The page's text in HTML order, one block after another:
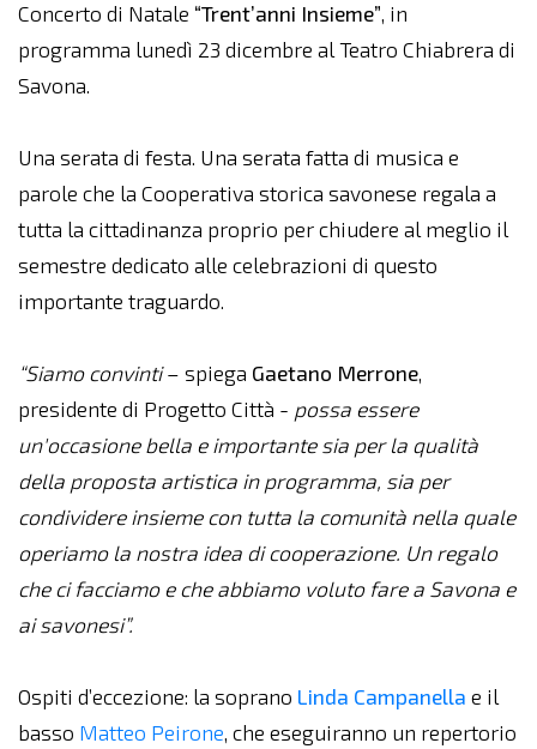
Concerto di Natale “Trent’anni Insieme”, in
programma lunedì 23 dicembre al Teatro Chiabrera di
Savona.
Una serata di festa. Una serata fatta di musica e
parole che la Cooperativa storica savonese regala a
tutta la cittadinanza proprio per chiudere al meglio il
semestre dedicato alle celebrazioni di questo
importante traguardo.
“Siamo convinti– spiega Gaetano Merrone,
presidente di Progetto Città - possa essere
un'occasione bella e importante sia per la qualità
della proposta artistica in programma, sia per
condividere insieme con tutta la comunità nella quale
operiamo la nostra idea di cooperazione. Un regalo
che ci facciamo e che abbiamo voluto fare a Savona e
ai savonesi”.
Ospiti d’eccezione: la soprano Linda Campanella e il
basso Matteo Peirone, che eseguiranno un repertorio